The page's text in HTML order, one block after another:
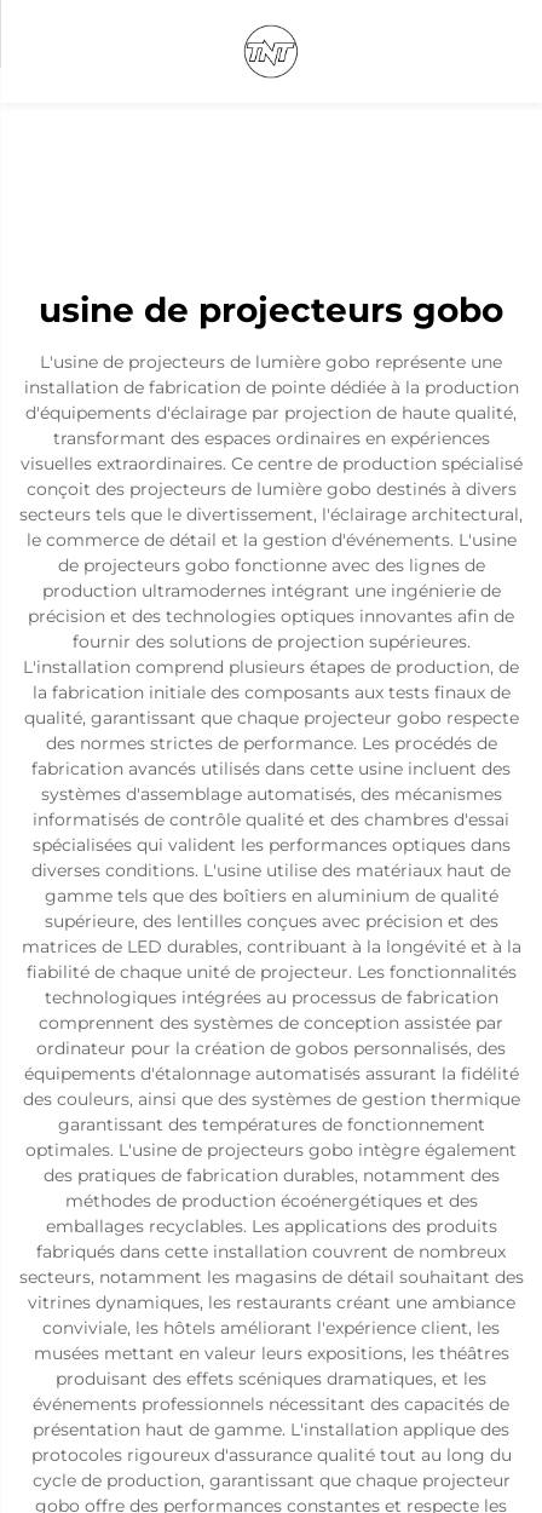
usine de projecteurs gobo
L'usine de projecteurs de lumière gobo représente une
installation de fabrication de pointe dédiée à la production
d'équipements d'éclairage par projection de haute qualité,
transformant des espaces ordinaires en expériences
visuelles extraordinaires. Ce centre de production spécialisé
conçoit des projecteurs de lumière gobo destinés à divers
secteurs tels que le divertissement, l'éclairage architectural,
le commerce de détail et la gestion d'événements. L'usine
de projecteurs gobo fonctionne avec des lignes de
production ultramodernes intégrant une ingénierie de
précision et des technologies optiques innovantes afin de
fournir des solutions de projection supérieures.
L'installation comprend plusieurs étapes de production, de
la fabrication initiale des composants aux tests finaux de
qualité, garantissant que chaque projecteur gobo respecte
des normes strictes de performance. Les procédés de
fabrication avancés utilisés dans cette usine incluent des
systèmes d'assemblage automatisés, des mécanismes
informatisés de contrôle qualité et des chambres d'essai
spécialisées qui valident les performances optiques dans
diverses conditions. L'usine utilise des matériaux haut de
gamme tels que des boîtiers en aluminium de qualité
supérieure, des lentilles conçues avec précision et des
matrices de LED durables, contribuant à la longévité et à la
fiabilité de chaque unité de projecteur. Les fonctionnalités
technologiques intégrées au processus de fabrication
comprennent des systèmes de conception assistée par
ordinateur pour la création de gobos personnalisés, des
équipements d'étalonnage automatisés assurant la fidélité
des couleurs, ainsi que des systèmes de gestion thermique
garantissant des températures de fonctionnement
optimales. L'usine de projecteurs gobo intègre également
des pratiques de fabrication durables, notamment des
méthodes de production écoénergétiques et des
emballages recyclables. Les applications des produits
fabriqués dans cette installation couvrent de nombreux
secteurs, notamment les magasins de détail souhaitant des
vitrines dynamiques, les restaurants créant une ambiance
conviviale, les hôtels améliorant l'expérience client, les
musées mettant en valeur leurs expositions, les théâtres
produisant des effets scéniques dramatiques, et les
événements professionnels nécessitant des capacités de
présentation haut de gamme. L'installation applique des
protocoles rigoureux d'assurance qualité tout au long du
cycle de production, garantissant que chaque projecteur
gobo offre des performances constantes et respecte les